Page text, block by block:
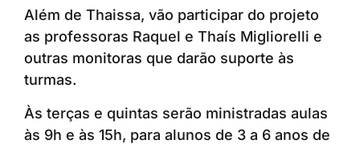
Além de Thaissa, vão participar do projeto
as professoras Raquel e Thaís Migliorelli e
outras monitoras que darão suporte às
turmas.
Às terças e quintas serão ministradas aulas
às 9h e às 15h, para alunos de 3 a 6 anos de